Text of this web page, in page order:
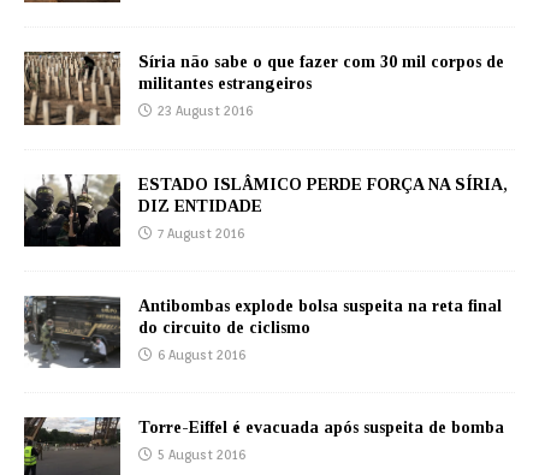
Síria não sabe o que fazer com 30 mil corpos de
militantes estrangeiros
23 August 2016
ESTADO ISLÂMICO PERDE FORÇA NA SÍRIA,
DIZ ENTIDADE
7 August 2016
Antibombas explode bolsa suspeita na reta final
do circuito de ciclismo
6 August 2016
Torre-Eiffel é evacuada após suspeita de bomba
5 August 2016